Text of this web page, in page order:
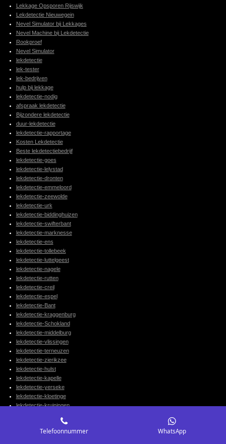
Lekkage Opsporen Rijswijk
Lekdetectie Nieuwegein
Nevel Simulator bij Lekkages
Nevel Machine bij Lekdetectie
Rookproef
Nevel Simulator
lekdetectie
lek-tester
lek-bedrijven
hulp bij lekkage
lekdetectie-nodig
afspraak lekdetectie
Bijzondere lekdetectie
duur-lekdetectie
lekdetectie-rapportage
Kosten Lekdetectie
Beste lekdetectiebedrijf
lekdetectie-goes
lekdetectie-lelystad
lekdetectie-dronten
lekdetectie-emmeloord
lekdetectie-zeewolde
lekdetectie-urk
lekdetectie-biddinghuizen
lekdetectie-swifterbant
lekdetectie-marknesse
lekdetectie-ens
lekdetectie-tollebeek
lekdetectie-luttelgeest
lekdetectie-nagele
lekdetectie-rutten
lekdetectie-creil
lekdetectie-espel
lekdetectie-Bant
lekdetectie-kraggenburg
lekdetectie-Schokland
lekdetectie-middelburg
lekdetectie-vlissingen
lekdetectie-terneuzen
lekdetectie-zierikzee
lekdetectie-hulst
lekdetectie-kapelle
lekdetectie-yerseke
lekdetectie-kloetinge
lekdetectie-kruiningen
lekdetectie-domburg
Telefoonnummer WhatsApp